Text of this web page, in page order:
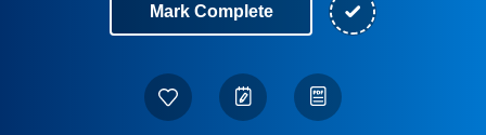
Mark Complete